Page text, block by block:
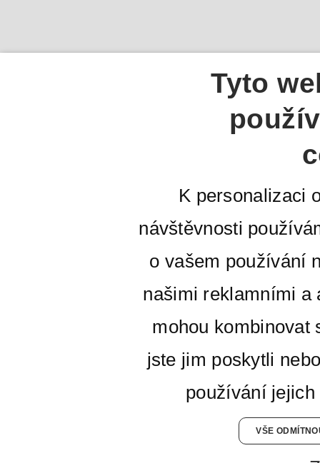
Tyto
K personalizaci
návštěvnosti
o vašem používání
našimi reklamními a
mohou kombinovat
jste jim poskytli
používání
VŠE